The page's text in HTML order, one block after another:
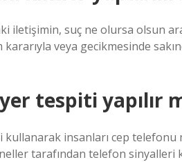
iletişimin, suç ne olursa olsun
veya gecikmesinde
tespiti yapılır
insanları cep telefonu
tarafından telefon sinyalleri